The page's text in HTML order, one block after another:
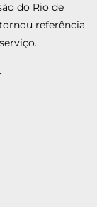
do Rio de
referência